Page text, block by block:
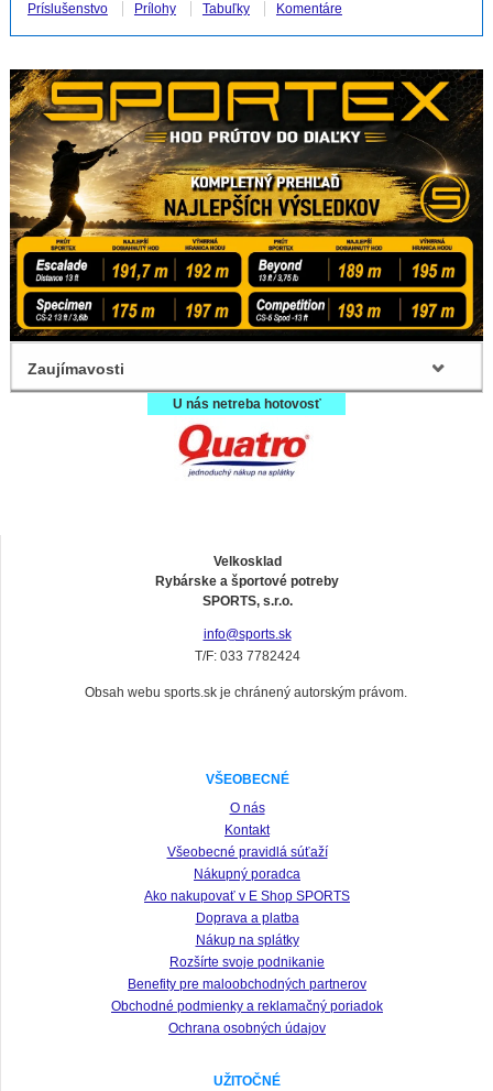
Príslušenstvo Prílohy Tabuľky Komentáre
Zaujímavosti
U nás netreba hotovosť
Velkosklad
Rybárske a športové potreby
SPORTS, s.r.o.
info@sports.sk
T/F: 033 7782424
Obsah webu sports.sk je chránený autorským právom.
VŠEOBECNÉ
O nás
Kontakt
Všeobecné pravidlá súťaží
Nákupný poradca
Ako nakupovať v E Shop SPORTS
Doprava a platba
Nákup na splátky
Rozšírte svoje podnikanie
Benefity pre maloobchodných partnerov
Obchodné podmienky a reklamačný poriadok
Ochrana osobných údajov
UŽITOČNÉ